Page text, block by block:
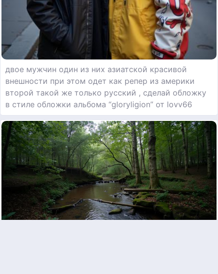
двое мужчин один из них азиатской красивой
внешности при этом одет как репер из америки
второй такой же только русский , сделай обложку
в стиле обложки альбома “gloryligion” от lovv66